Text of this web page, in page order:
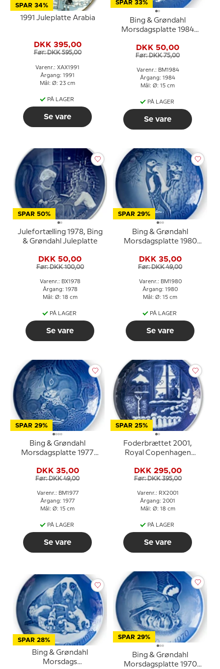
SPAR 34%
1991 Juleplatte Arabia
DKK 395,00
Før: DKK 595,00
Varenr.: XAX1991
Årgang: 1991
Mål: Ø: 23 cm
PÅ LAGER
Se vare
SPAR 33%
Bing & Grøndahl
Morsdagsplatte 1984
DKK 50,00
Før: DKK 75,00
Varenr.: BM1984
Årgang: 1984
Mål: Ø: 15 cm
PÅ LAGER
Se vare
SPAR 50%
Julefortælling 1978, Bing
& Grøndahl Juleplatte
DKK 50,00
Før: DKK 100,00
Varenr.: BX1978
Årgang: 1978
Mål: Ø: 18 cm
PÅ LAGER
Se vare
SPAR 29%
Bing & Grøndahl
Morsdagsplatte 1980
DKK 35,00
Før: DKK 49,00
Varenr.: BM1980
Årgang: 1980
Mål: Ø: 15 cm
PÅ LAGER
Se vare
SPAR 29%
Bing & Grøndahl
Morsdagsplatte 1977
DKK 35,00
Før: DKK 49,00
Varenr.: BM1977
Årgang: 1977
Mål: Ø: 15 cm
PÅ LAGER
Se vare
SPAR 25%
Foderbrættet 2001,
Royal Copenhagen
DKK 295,00
Før: DKK 395,00
Varenr.: RX2001
Årgang: 2001
Mål: Ø: 18 cm
PÅ LAGER
Se vare
SPAR 28%
Bing & Grøndahl
Morsdags
SPAR 29%
Bing & Grøndahl
Morsdagsplatte 1970